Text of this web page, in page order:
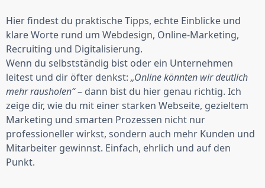
Hier findest du praktische Tipps, echte Einblicke und
klare Worte rund um Webdesign, Online-Marketing,
Recruiting und Digitalisierung.
Wenn du selbstständig bist oder ein Unternehmen
leitest und dir öfter denkst: „Online könnten wir deutlich
mehr rausholen“– dann bist du hier genau richtig. Ich
zeige dir, wie du mit einer starken Webseite, gezieltem
Marketing und smarten Prozessen nicht nur
professioneller wirkst, sondern auch mehr Kunden und
Mitarbeiter gewinnst. Einfach, ehrlich und auf den
Punkt.